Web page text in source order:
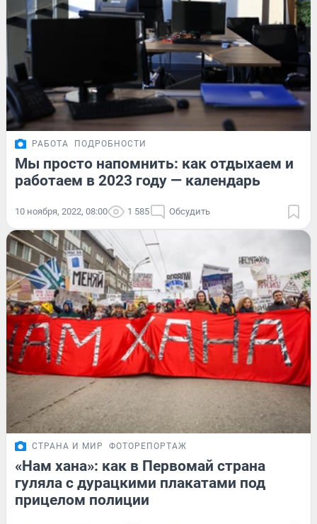
РАБОТА ПОДРОБНОСТИ
Мы просто напомнить: как отдыхаем и
работаем в 2023 году — календарь
10 ноября, 2022, 08:00 1 585 Обсудить
СТРАНА И МИР ФОТОРЕПОРТАЖ
«Нам хана»: как в Первомай страна
гуляла с дурацкими плакатами под
прицелом полиции